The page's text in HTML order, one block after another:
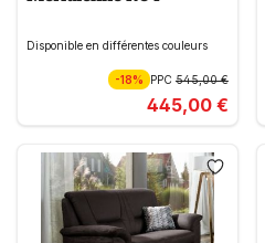
Disponible en différentes couleurs
-18% PPC 545,00 €
445,00 €